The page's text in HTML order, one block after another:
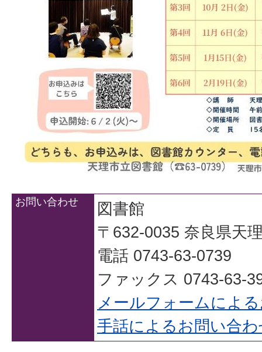
お問い合わせ
図書館
〒632-0035 奈良県天
電話 0743-63-0739
ファックス 0743-63-
メールフォームによ
手話によるお問い合